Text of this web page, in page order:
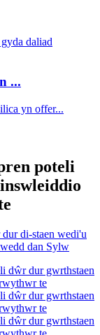
...
poteli